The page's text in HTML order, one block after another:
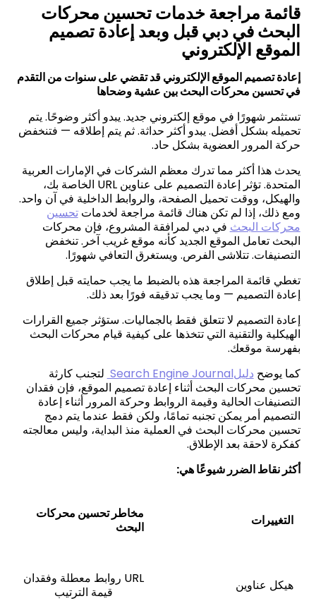
قائمة مراجعة خدمات تحسين محركات
البحث في دبي قبل وبعد إعادة تصميم
الموقع الإلكتروني
إعادة تصميم الموقع الإلكتروني قد تقضي على سنوات من التقدم
في تحسين محركات البحثبين عشية وضحاها
تستثمر شهورًا في موقع إلكتروني جديد. يبدو أكثر وضوحًا. يتم
تحميله بشكل أفضل. يبدو أكثر حداثة. ثم يتم إطلاقه — فتنخفض
حركة المرور العضوية بشكل حاد.
يحدث هذا أكثر مما تدرك معظم الشركات في الإمارات العربية
المتحدة. تؤثر إعادة التصميم على عناوين URL الخاصة بك،
والهيكل، ووقت تحميل الصفحة، والروابط الداخلية في آن واحد.
ومع ذلك، إذا لم تكن هناك قائمة مراجعة لخدماتتحسين
محركات البحث في دبي لمرافقة المشروع، فإن محركات
البحث تعامل الموقع الجديد كأنه موقع غريب آخر. تنخفض
التصنيفات. تتلاشى الفرص. ويستغرق التعافي شهورًا.
تغطي قائمة المراجعة هذه بالضبط ما يجب حمايته قبل إطلاق
إعادة التصميم — وما يجب تدقيقه فورًا بعد ذلك.
إعادة التصميم لا تتعلق فقط بالجماليات. ستؤثر جميع القرارات
الهيكلية والتقنية التي تتخذها على كيفية قيام محركات البحث
بفهرسة موقعك.
كما يوضح دليلSearch Engine Journal لتجنب كارثة
تحسين محركات البحث أثناء إعادة تصميم الموقع، فإن فقدان
التصنيفات الحالية وقيمة الروابط وحركة المرور أثناء إعادة
التصميم أمر يمكن تجنبه تمامًا، ولكن فقط عندما يتم دمج
تحسين محركات البحث في العملية منذ البداية، وليس معالجته
كفكرة لاحقة بعد الإطلاق.
أكثر نقاط الضرر شيوعًا هي:
التغييرات
مخاطر تحسين محركات
البحث
هيكل عناوين URL روابط معطلة وفقدان
قيمة الترتيب